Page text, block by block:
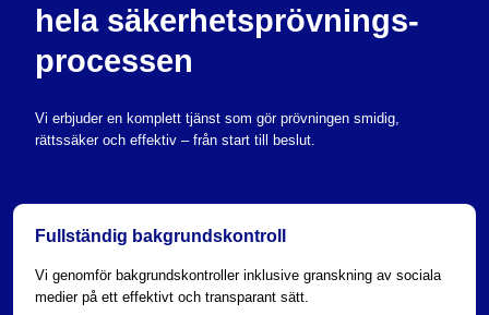
hela säkerhetsprövnings­
processen
Vi erbjuder en komplett tjänst som gör prövningen smidig,
rättssäker och effektiv – från start till beslut.
Fullständig bakgrunds­kontroll
Vi genomför bakgrundskontroller inklusive granskning av sociala
medier på ett effektivt och transparant sätt.